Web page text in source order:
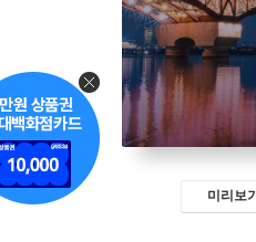
미리보기